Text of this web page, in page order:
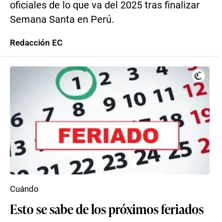
oficiales de lo que va del 2025 tras finalizar
Semana Santa en Perú.
Redacción EC
Esto se sabe de los próximos feriados
Cuándo